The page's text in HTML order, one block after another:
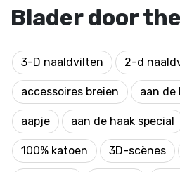
Blader door
3-D naaldvilten 2-d
accessoires breien aan de
aapje aan de haak special
100% katoen 3D-scènes